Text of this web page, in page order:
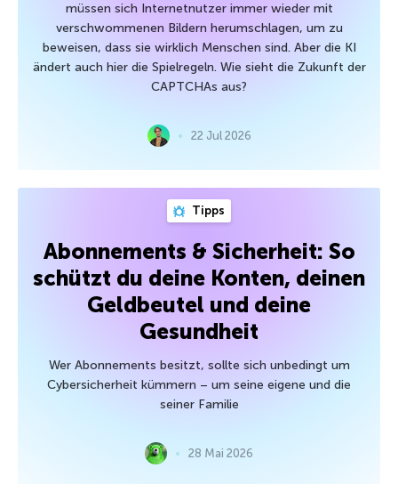
müssen sich Internetnutzer immer wieder mit
verschwommenen Bildern herumschlagen, um zu
beweisen, dass sie wirklich Menschen sind. Aber die KI
ändert auch hier die Spielregeln. Wie sieht die Zukunft der
CAPTCHAs aus?
22 Jul 2026
Tipps
Abonnements & Sicherheit: So
schützt du deine Konten, deinen
Geldbeutel und deine
Gesundheit
Wer Abonnements besitzt, sollte sich unbedingt um
Cybersicherheit kümmern – um seine eigene und die
seiner Familie
28 Mai 2026